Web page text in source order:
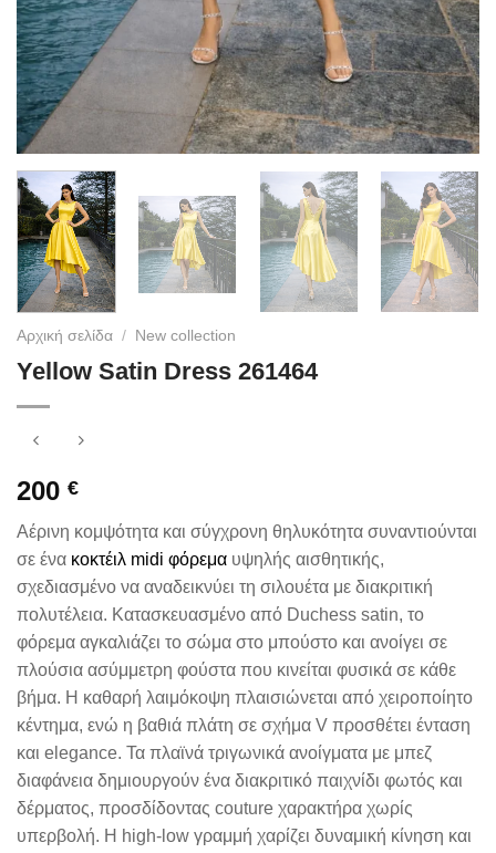
Αρχική σελίδα / New collection
Yellow Satin Dress 261464
200 €
Αέρινη κομψότητα και σύγχρονη θηλυκότητα συναντιούνται
σε ένα κοκτέιλ midi φόρεμα υψηλής αισθητικής,
σχεδιασμένο να αναδεικνύει τη σιλουέτα με διακριτική
πολυτέλεια. Κατασκευασμένο από Duchess satin, το
φόρεμα αγκαλιάζει το σώμα στο μπούστο και ανοίγει σε
πλούσια ασύμμετρη φούστα που κινείται φυσικά σε κάθε
βήμα. Η καθαρή λαιμόκοψη πλαισιώνεται από χειροποίητο
κέντημα, ενώ η βαθιά πλάτη σε σχήμα V προσθέτει ένταση
και elegance. Τα πλαϊνά τριγωνικά ανοίγματα με μπεζ
διαφάνεια δημιουργούν ένα διακριτικό παιχνίδι φωτός και
δέρματος, προσδίδοντας couture χαρακτήρα χωρίς
υπερβολή. Η high-low γραμμή χαρίζει δυναμική κίνηση και